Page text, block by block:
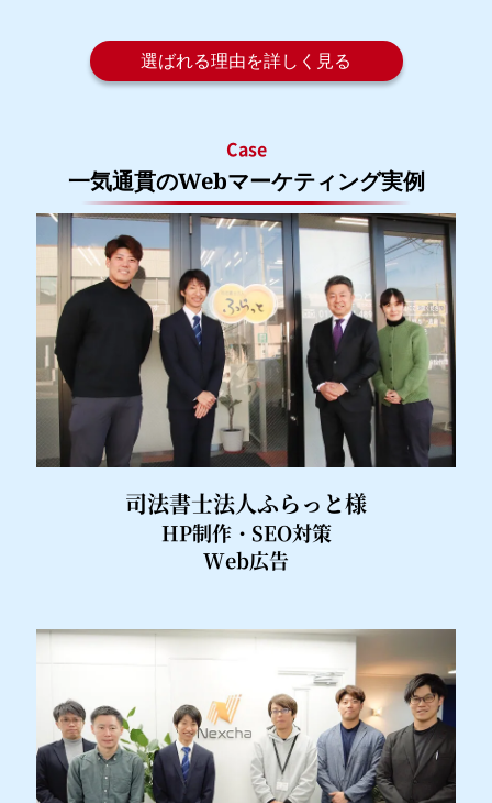
選ばれる理由を詳しく見る
Case
一気通貫のWebマーケティング実例
司法書士法人ふらっと様
HP制作・SEO対策
Web広告